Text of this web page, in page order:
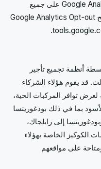
يمكنك إلغاء الاشتراك في تتبع Google Analytics على جميع
المواقع من خلال تثبيت إضافة متصفح Google Analytics Opt-out
أنظمة تجميع تأجير
قد يقوم هؤلاء الشركاء
توافر المركبات الحية،
بما في ذلك بودغوريتسا
إلى زابلجاك،
الكوكيز الخاصة بهؤلاء
على مواقعهم